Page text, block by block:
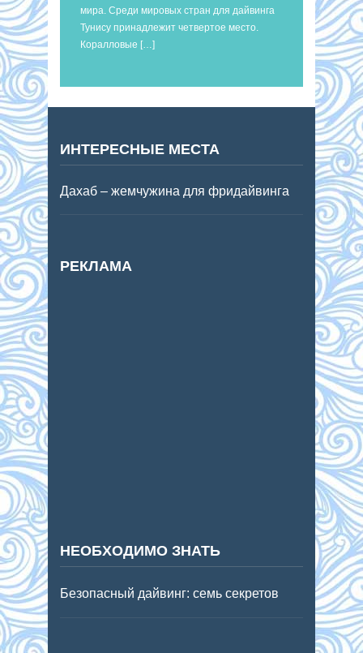
мира. Среди мировых стран для дайвинга
Тунису принадлежит четвертое место.
Коралловые […]
ИНТЕРЕСНЫЕ МЕСТА
Дахаб – жемчужина для фридайвинга
РЕКЛАМА
НЕОБХОДИМО ЗНАТЬ
Безопасный дайвинг: семь секретов